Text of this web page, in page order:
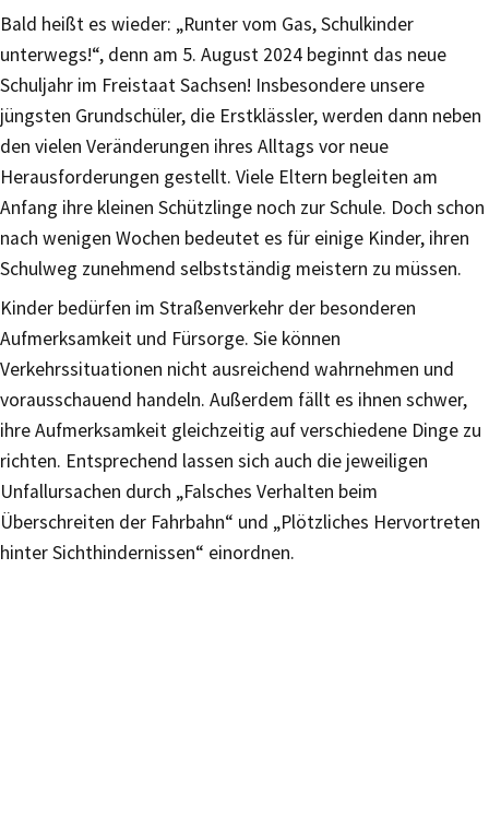
Bald heißt es wieder: „Runter vom Gas, Schulkinder
unterwegs!“, denn am 5. August 2024 beginnt das neue
Schuljahr im Freistaat Sachsen! Insbesondere unsere
jüngsten Grundschüler, die Erstklässler, werden dann neben
den vielen Veränderungen ihres Alltags vor neue
Herausforderungen gestellt. Viele Eltern begleiten am
Anfang ihre kleinen Schützlinge noch zur Schule. Doch schon
nach wenigen Wochen bedeutet es für einige Kinder, ihren
Schulweg zunehmend selbstständig meistern zu müssen.
Kinder bedürfen im Straßenverkehr der besonderen
Aufmerksamkeit und Fürsorge. Sie können
Verkehrssituationen nicht ausreichend wahrnehmen und
vorausschauend handeln. Außerdem fällt es ihnen schwer,
ihre Aufmerksamkeit gleichzeitig auf verschiedene Dinge zu
richten. Entsprechend lassen sich auch die jeweiligen
Unfallursachen durch „Falsches Verhalten beim
Überschreiten der Fahrbahn“ und „Plötzliches Hervortreten
hinter Sichthindernissen“ einordnen.